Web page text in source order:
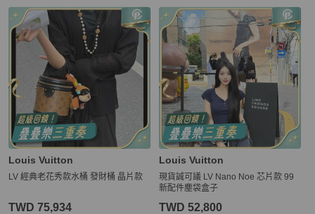
Louis Vuitton
LV 經典老花秀款水桶 發財桶 晶片款
TWD 75,934
Louis Vuitton
現貨誠可議 LV Nano Noe 芯片款 99
新配件塵袋盒子
TWD 52,800